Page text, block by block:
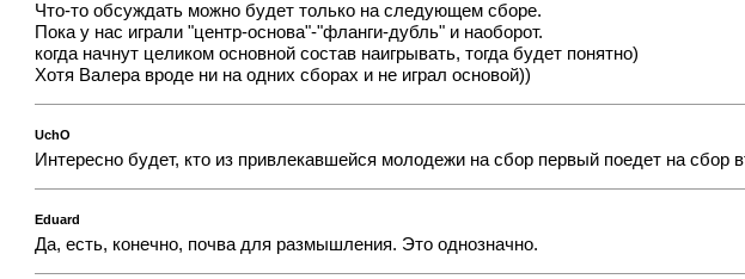
Что-то обсуждать можно будет только на следующем сборе.
Пока у нас играли "центр-основа"-"фланги-дубль" и наоборот.
когда начнут целиком основной состав наигрывать, тогда будет понятно)
Хотя Валера вроде ни на одних сборах и не играл основой))
UchO
Интересно будет, кто из привлекавшейся молодежи на сбор первый поедет на
Eduard
Да, есть, конечно, почва для размышления. Это однозначно.